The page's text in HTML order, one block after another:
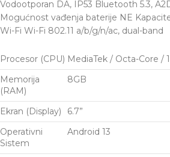
Vodootporan DA, IP53 Bluetooth 5.3,
Mogućnost vađenja baterije NE
Wi-Fi Wi-Fi 802.11 a/b/g/n/ac, dual-band
Procesor (CPU) MediaTek / Octa-Core /
Memorija
(RAM)
8GB
Ekran (Display)
6.7”
Operativni
Sistem
Android 13